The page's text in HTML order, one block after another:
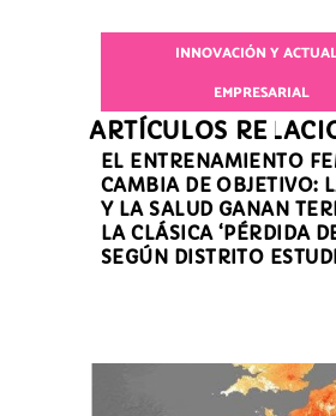
ARTÍCULOS
INNOVACIÓN Y
EMPRESARIAL
EL ENTRENAMIENTO
CAMBIA DE OBJETIVO:
Y LA SALUD GANAN
LA CLÁSICA ‘PÉRDIDA
SEGÚN DISTRITO